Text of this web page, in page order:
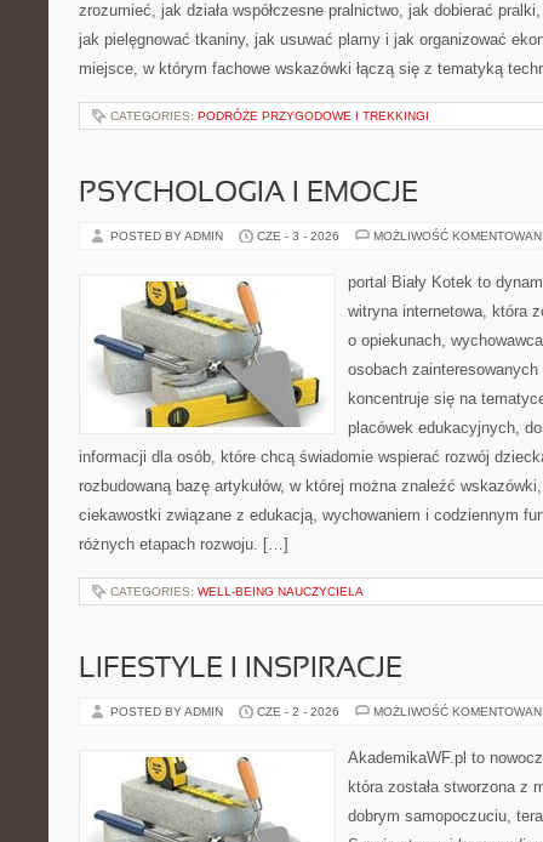
zrozumieć, jak działa współczesne pralnictwo, jak dobierać
jak pielęgnować tkaniny, jak usuwać plamy i jak organizować
miejsce, w którym fachowe wskazówki łączą się z tematyką
CATEGORIES: PODRÓŻE PRZYGODOWE I TREKKINGI
PSYCHOLOGIA I EMOCJE
POSTED BY ADMIN CZE - 3 - 2026 MOŻLIWOŚĆ
portal Biały Kotek to
witryna internetowa, która
o opiekunach,
osobach
koncentruje się na
placówek edukacyjnych,
informacji dla osób, które chcą świadomie wspierać rozwój
rozbudowaną bazę artykułów, w której można znaleźć
ciekawostki związane z edukacją, wychowaniem i codziennym
różnych etapach rozwoju. […]
CATEGORIES: WELL-BEING NAUCZYCIELA
LIFESTYLE I INSPIRACJE
POSTED BY ADMIN CZE - 2 - 2026 MOŻLIWOŚĆ
AkademikaWF.pl to
która została stworzona z
dobrym samopoczuciu,